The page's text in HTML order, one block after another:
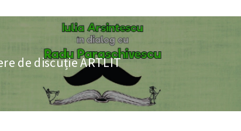
de discuție ARTLIT